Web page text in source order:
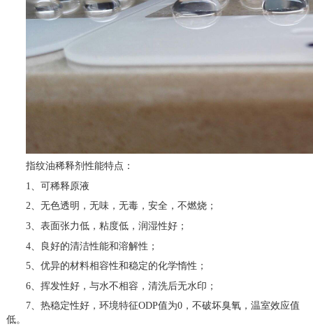
指纹油稀释剂性能特点：
1、可稀释原液
2、无色透明，无味，无毒，安全，不燃烧；
3、表面张力低，粘度低，润湿性好；
4、良好的清洁性能和溶解性；
5、优异的材料相容性和稳定的化学惰性；
6、挥发性好，与水不相容，清洗后无水印；
7、热稳定性好，环境特征ODP值为0，不破坏臭氧，温室效应值
低。